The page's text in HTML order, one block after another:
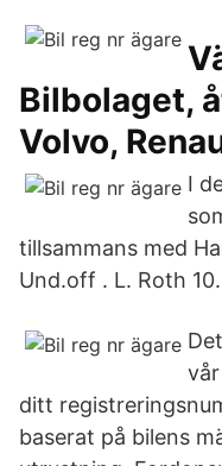
Bilbolaget,
Volvo,
I
tillsammans med
Und.off . L. Roth
ditt
baserat på bilens